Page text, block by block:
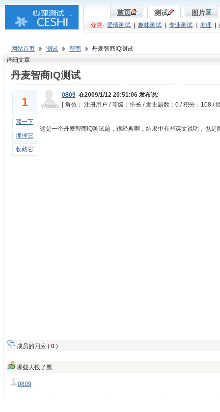
首页 测试 图片
分类· 爱情测试 趣味测试 专业测试 推理
网站首页 测试 智商
丹麦智商IQ测试
详细文章
丹麦智商IQ测试
1
顶一下
埋掉它
收藏它
0809 在2009/1/12 20:51:06 发布说:
[ 角色： 注册用户 / 等级：排长 / 发主题数：0 / 积分：108 /
这是一个丹麦智商IQ测试题，很经典啊，结果中有些英文说明，也是
成员的回应 (0 )
哪些人投了票
0809